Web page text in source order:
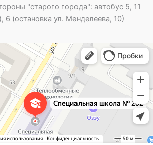
"старого города": автобус 5, 11
(остановка ул. Менделеева, 10)
типа № 202
в Озёрске